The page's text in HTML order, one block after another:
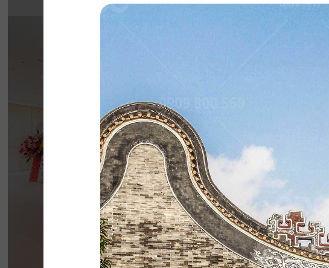
BẮC KIM THANG
Nhà hàng Bắc Kim Thang được thiết kế theo phong cách
Nam dân gian đương đại...
Chi tiết